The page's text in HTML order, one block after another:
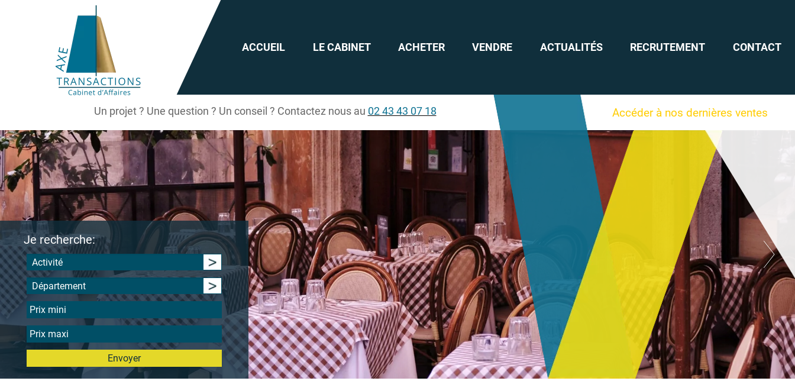
ACCUEIL LE CABINET ACHETER VENDRE ACTUALITÉS RECRUTEMENT CONTACT
Un projet ? Une question ? Un conseil ? Contactez nous au 02 43 43 07 18 Accéder à nos dernières ventes
Je recherche:
Activité
Département
Envoyer